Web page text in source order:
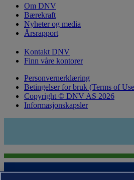
Om DNV
Bærekraft
Nyheter og media
Årsrapport
Kontakt DNV
Finn våre kontorer
Personvernerklæring
Betingelser for bruk (Terms of
Copyright © DNV AS 2026
Informasjonskapsler